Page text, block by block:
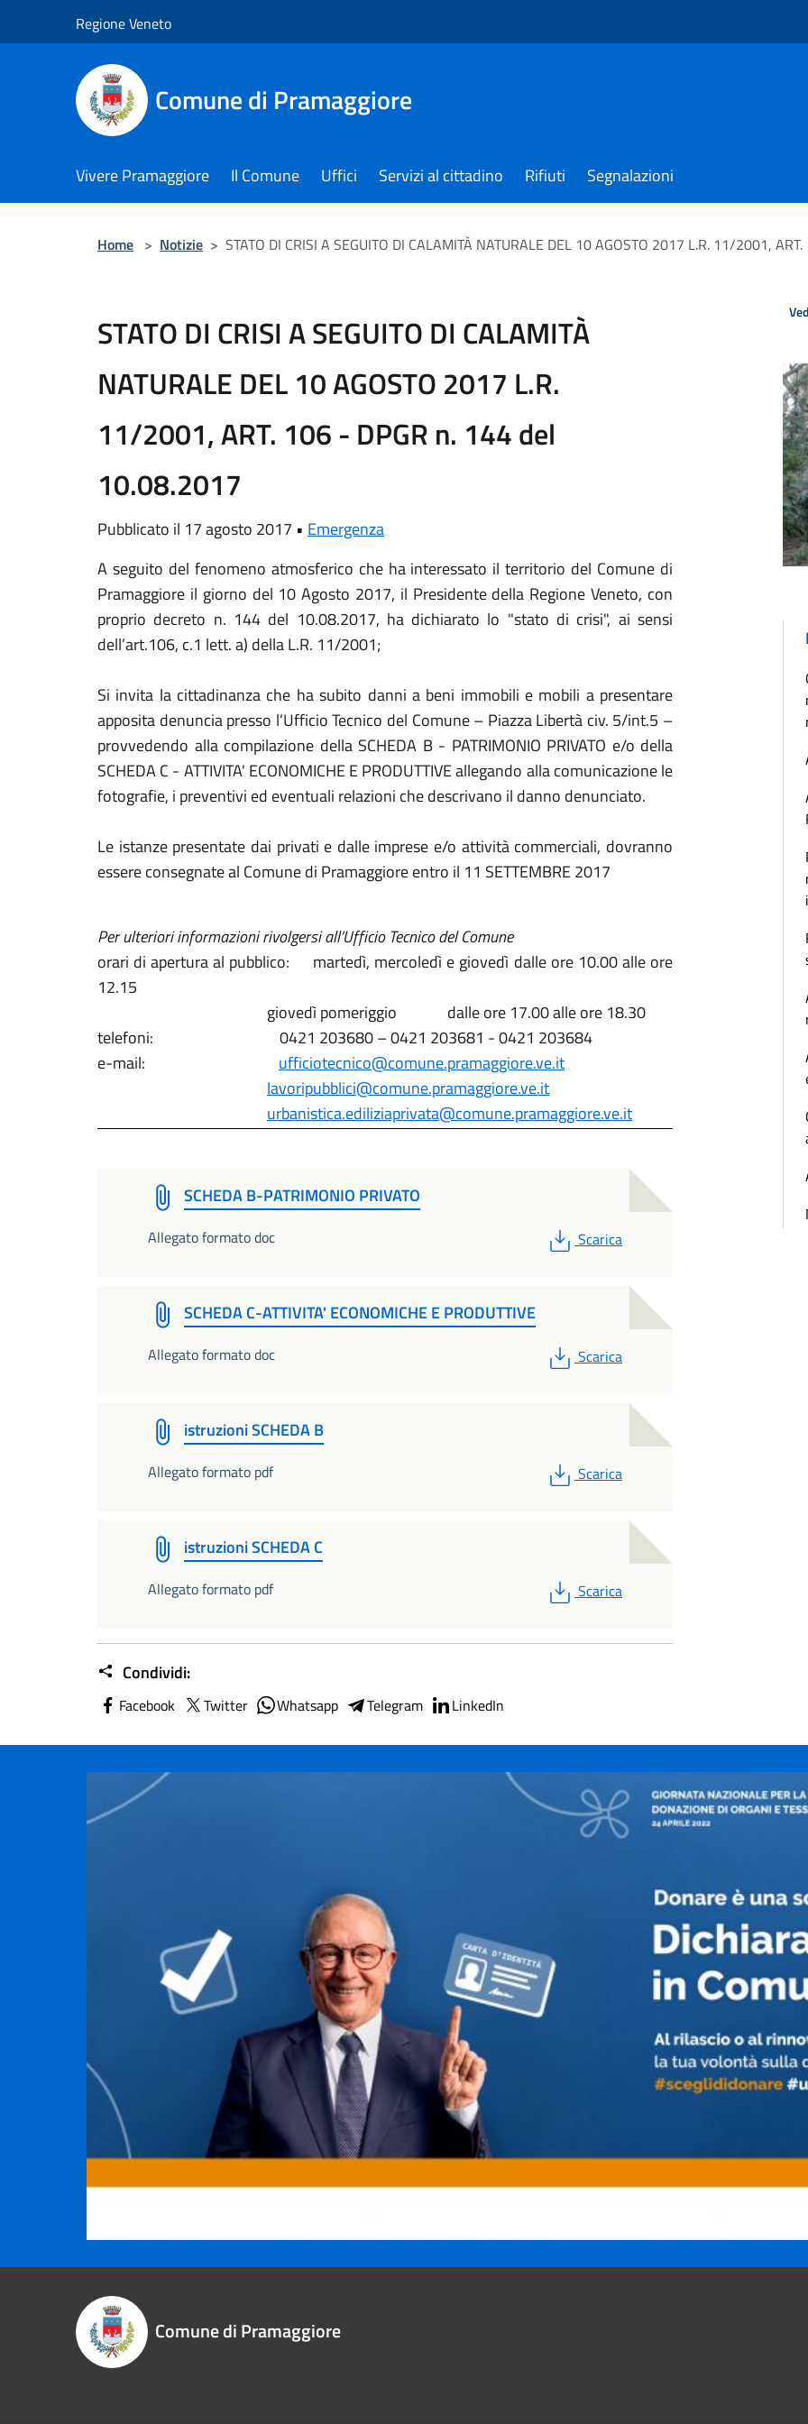
Regione Veneto
Comune di Pramaggiore
Vivere Pramaggiore Il Comune Uffici Servizi al cittadino Rifiuti Segnalazioni
Home > Notizie > STATO DI CRISI A SEGUITO DI CALAMITÀ NATURALE DEL 10 AGOSTO 2017 L.R. 11/2001,
STATO DI CRISI A SEGUITO DI CALAMITÀ
NATURALE DEL 10 AGOSTO 2017 L.R.
11/2001, ART. 106 - DPGR n. 144 del
10.08.2017
Pubblicato il 17 agosto 2017 • Emergenza
A seguito del fenomeno atmosferico che ha interessato il territorio del Comune di
Pramaggiore il giorno del 10 Agosto 2017, il Presidente della Regione Veneto, con
proprio decreto n. 144 del 10.08.2017, ha dichiarato lo "stato di crisi", ai sensi
dell’art.106, c.1 lett. a) della L.R. 11/2001;
Si invita la cittadinanza che ha subito danni a beni immobili e mobili a presentare
apposita denuncia presso l’Ufficio Tecnico del Comune – Piazza Libertà civ. 5/int.5 –
provvedendo alla compilazione della SCHEDA B - PATRIMONIO PRIVATO e/o della
SCHEDA C - ATTIVITA' ECONOMICHE E PRODUTTIVE allegando alla comunicazione le
fotografie, i preventivi ed eventuali relazioni che descrivano il danno denunciato.
Le istanze presentate dai privati e dalle imprese e/o attività commerciali, dovranno
essere consegnate al Comune di Pramaggiore entro il 11 SETTEMBRE 2017
Per ulteriori informazioni rivolgersi all’Ufficio Tecnico del Comune
orari di apertura al pubblico: martedì, mercoledì e giovedì dalle ore 10.00 alle ore
12.15
giovedì pomeriggio dalle ore 17.00 alle ore 18.30
telefoni: 0421 203680 – 0421 203681 - 0421 203684
e-mail: ufficiotecnico@comune.pramaggiore.ve.it
lavoripubblici@comune.pramaggiore.ve.it
urbanistica.ediliziaprivata@comune.pramaggiore.ve.it
SCHEDA B-PATRIMONIO PRIVATO
Allegato formato doc PDF
Scarica
SCHEDA C-ATTIVITA' ECONOMICHE E PRODUTTIVE
Allegato formato doc PDF
Scarica
istruzioni SCHEDA B
Allegato formato pdf PDF
Scarica
istruzioni SCHEDA C
Allegato formato pdf PDF
Scarica
Condividi:
Facebook Twitter Whatsapp Telegram LinkedIn
Comune di Pramaggiore